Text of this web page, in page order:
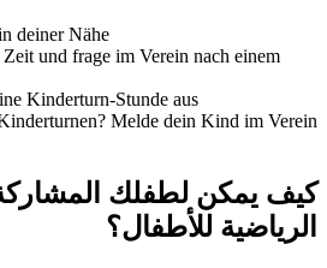
deiner Nähe
Zeit und frage im Verein nach einem
Kinderturn-Stunde aus
Melde dein Kind im Verein
كيف يمكن لطفلك
الرياضية للأطفال؟